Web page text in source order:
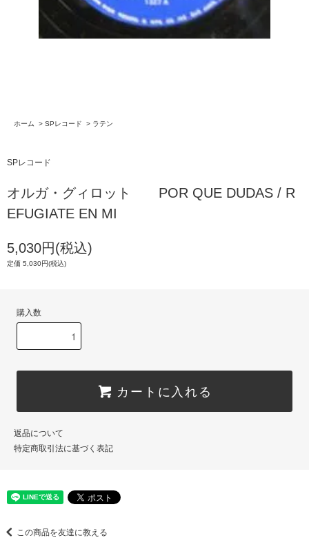
ホーム > SPレコード > ラテン
SPレコード
オルガ・グィロット POR QUE DUDAS / R
EFUGIATE EN MI
5,030円(税込)
定価 5,030円(税込)
購入数
カートに入れる
返品について
特定商取引法に基づく表記
この商品を友達に教える